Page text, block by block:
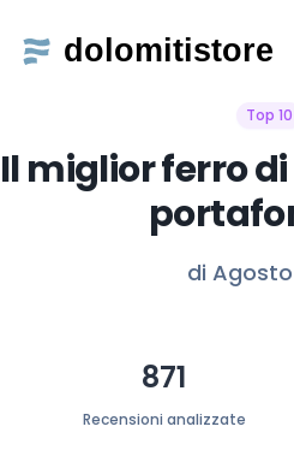
Top 10
Il miglior ferro
di
871
Recensioni analizzate